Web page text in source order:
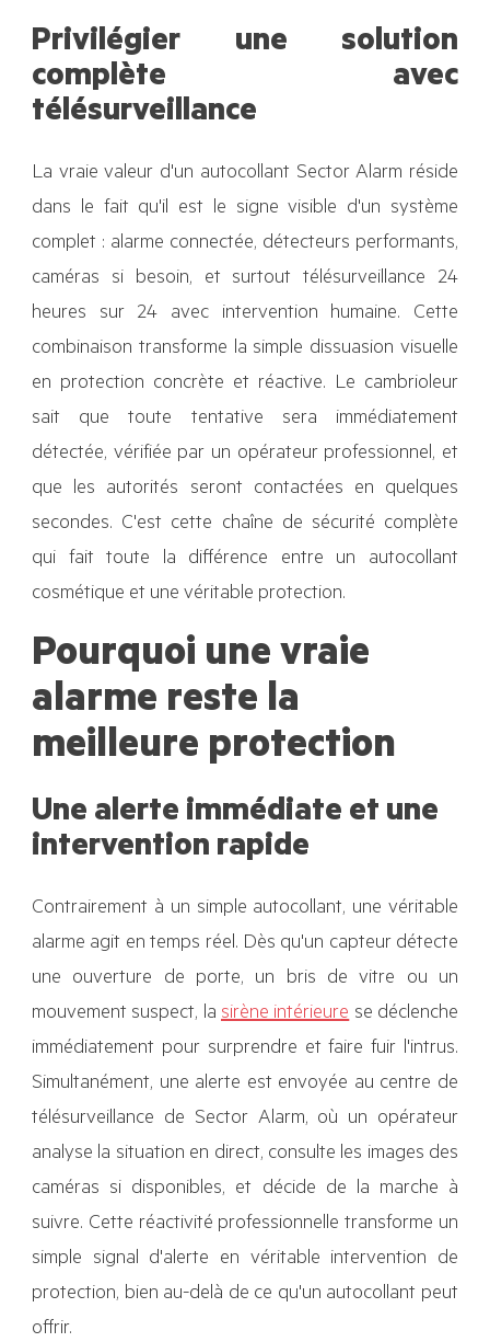
Privilégier une solution
complète avec
télésurveillance
La vraie valeur d'un autocollant Sector Alarm réside
dans le fait qu'il est le signe visible d'un système
complet : alarme connectée, détecteurs performants,
caméras si besoin, et surtout télésurveillance 24
heures sur 24 avec intervention humaine. Cette
combinaison transforme la simple dissuasion visuelle
en protection concrète et réactive. Le cambrioleur
sait que toute tentative sera immédiatement
détectée, vérifiée par un opérateur professionnel, et
que les autorités seront contactées en quelques
secondes. C'est cette chaîne de sécurité complète
qui fait toute la différence entre un autocollant
cosmétique et une véritable protection.
Pourquoi une vraie
alarme reste la
meilleure protection
Une alerte immédiate et une
intervention rapide
Contrairement à un simple autocollant, une véritable
alarme agit en temps réel. Dès qu'un capteur détecte
une ouverture de porte, un bris de vitre ou un
mouvement suspect, la sirène intérieurese déclenche
immédiatement pour surprendre et faire fuir l'intrus.
Simultanément, une alerte est envoyée au centre de
télésurveillance de Sector Alarm, où un opérateur
analyse la situation en direct, consulte les images des
caméras si disponibles, et décide de la marche à
suivre. Cette réactivité professionnelle transforme un
simple signal d'alerte en véritable intervention de
protection, bien au-delà de ce qu'un autocollant peut
offrir.